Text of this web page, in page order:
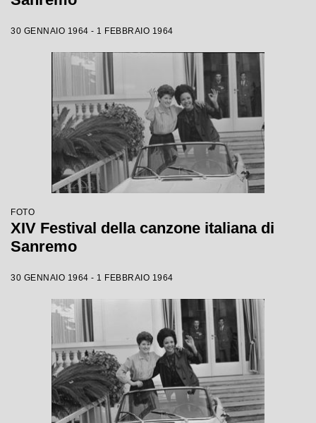
30 GENNAIO 1964 - 1 FEBBRAIO 1964
FOTO
XIV Festival della canzone italiana di
Sanremo
30 GENNAIO 1964 - 1 FEBBRAIO 1964